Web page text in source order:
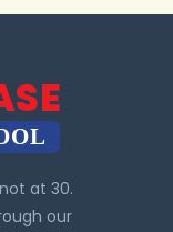
at 30.
our